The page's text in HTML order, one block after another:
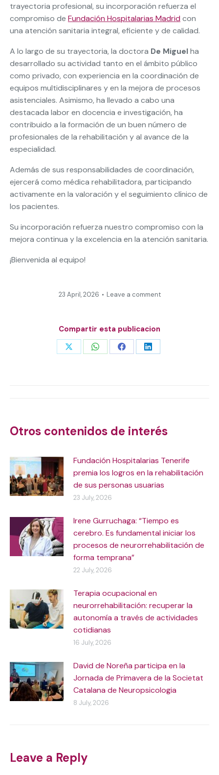
trayectoria profesional, su incorporación refuerza el
compromiso de Fundación Hospitalarias Madrid con
una atención sanitaria integral, eficiente y de calidad.
A lo largo de su trayectoria, la doctora De Miguelha
desarrollado su actividad tanto en el ámbito público
como privado, con experiencia en la coordinación de
equipos multidisciplinares y en la mejora de procesos
asistenciales. Asimismo, ha llevado a cabo una
destacada labor en docencia e investigación, ha
contribuido a la formación de un buen número de
profesionales de la rehabilitación y al avance de la
especialidad.
Además de sus responsabilidades de coordinación,
ejercerá como médica rehabilitadora, participando
activamente en la valoración y el seguimiento clínico de
los pacientes.
Su incorporación refuerza nuestro compromiso con la
mejora continua y la excelencia en la atención sanitaria.
¡Bienvenida al equipo!
23 April, 2026 Leave a comment
Compartir esta publicacion
Share Share Share Share
Otros contenidos de interés
Fundación Hospitalarias Tenerife
premia los logros en la rehabilitación
de sus personas usuarias
23 July, 2026
Irene Gurruchaga: “Tiempo es
cerebro. Es fundamental iniciar los
procesos de neurorrehabilitación de
forma temprana”
22 July, 2026
Terapia ocupacional en
neurorrehabilitación: recuperar la
autonomía a través de actividades
cotidianas
16 July, 2026
David de Noreña participa en la
Jornada de Primavera de la Societat
Catalana de Neuropsicologia
8 July, 2026
Leave a Reply